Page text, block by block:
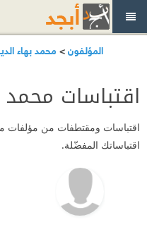
المؤلفون>محمد بهاء
اقتباسات محمد
اقتباسات ومقتطفات من مؤلفات
اقتباساتك المفضّلة.